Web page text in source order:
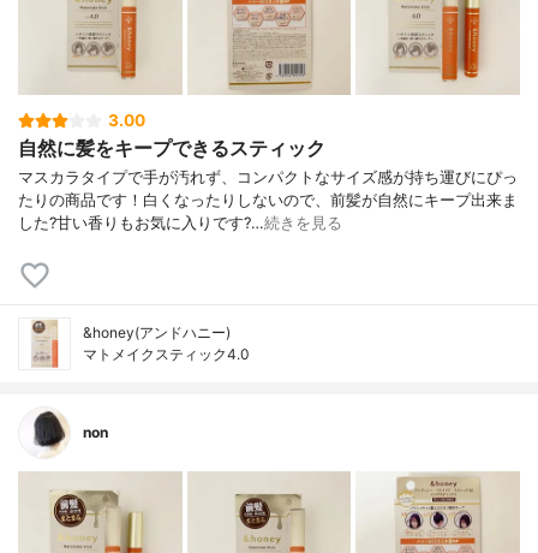
3.00
自然に髪をキープできるスティック
マスカラタイプで手が汚れず、コンパクトなサイズ感が持ち運びにぴっ
たりの商品です！白くなったりしないので、前髪が自然にキープ出来ま
した?甘い香りもお気に入りです?…続きを見る
&honey(アンドハニー)
マトメイクスティック4.0
non